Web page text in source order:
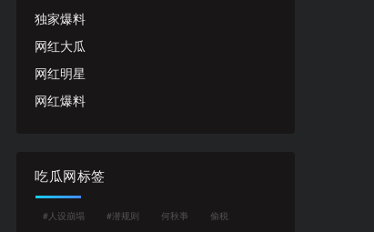
独家爆料
网红大瓜
网红明星
网红爆料
吃瓜网标签
#人设崩塌 #潜规则 何秋亊 偷税